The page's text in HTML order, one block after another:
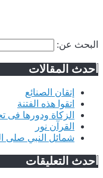
البحث عن:
أحدث المقالات
إتقان الصنائع
اتقوا هذه الفتنة
الزكاة ودورها فى
القرآن نور
شمائل النبي صلى
أحدث التعليقات